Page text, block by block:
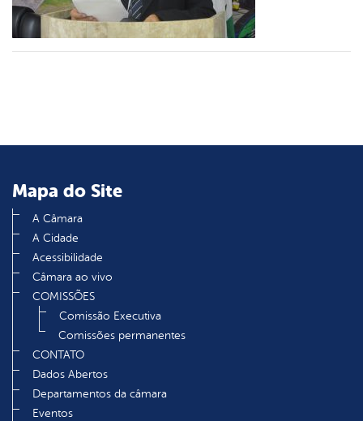
Mapa do Site
A Câmara
A Cidade
Acessibilidade
Câmara ao vivo
COMISSÕES
Comissão Executiva
Comissões permanentes
CONTATO
Dados Abertos
Departamentos da câmara
Eventos